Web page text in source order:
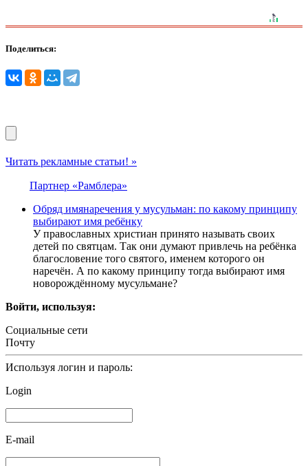
Поделиться:
Читать рекламные статьи! »
Партнер «Рамблера»
Обряд имянаречения у мусульман: по какому принципу
выбирают имя ребёнку
У православных христиан принято называть своих
детей по святцам. Так они думают привлечь на ребёнка
благословение того святого, именем которого он
наречён. А по какому принципу тогда выбирают имя
новорождённому мусульмане?
Войти, используя:
Социальные сети
Почту
Используя логин и пароль:
Login
E-mail